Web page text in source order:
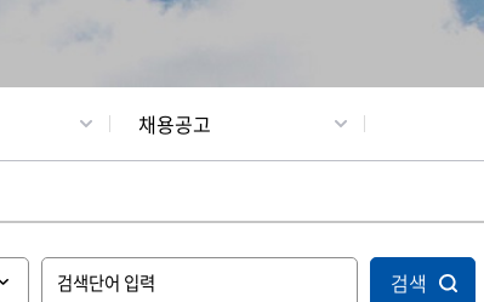
채용공고
검색